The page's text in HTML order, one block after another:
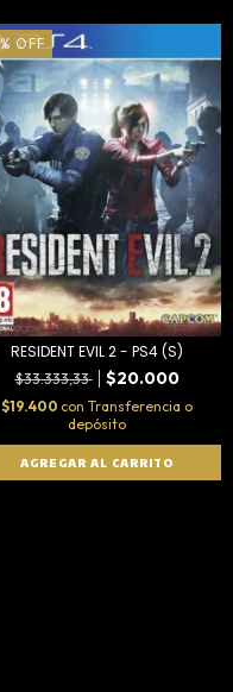
% OFF
RESIDENT EVIL 2 - PS4 (S)
$33.333,33 $20.000
$19.400 con Transferencia o
depósito